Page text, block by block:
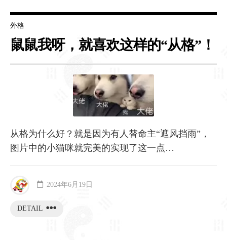
外格
鼠鼠我呀，就喜欢这样的“从格”！
从格为什么好？就是因为有人替命主“遮风挡雨”，
图片中的小猫咪就完美的实现了这一点…
DETAIL
2024年6月19日